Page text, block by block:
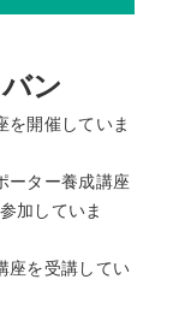
ン
を開催していま
ーター養成講座
加していま
座を受講してい